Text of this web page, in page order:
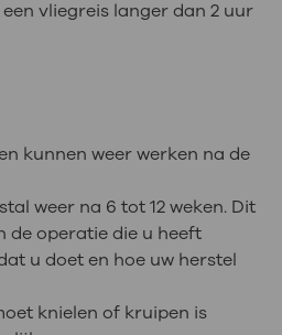
vliegreis langer dan 2 uur
kunnen weer werken na de
weer na 6 tot 12 weken. Dit
de operatie die u heeft
u doet en hoe uw herstel
knielen of kruipen is